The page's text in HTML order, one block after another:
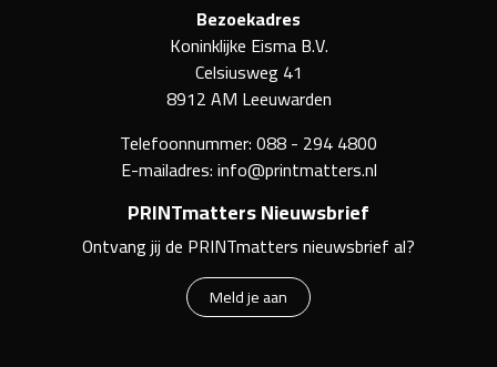
Bezoekadres
Koninklijke Eisma B.V.
Celsiusweg 41
8912 AM Leeuwarden
Telefoonnummer:088 - 294 4800
E-mailadres:info@printmatters.nl
PRINTmatters Nieuwsbrief
Ontvang jij de PRINTmatters nieuwsbrief al?
Meld je aan